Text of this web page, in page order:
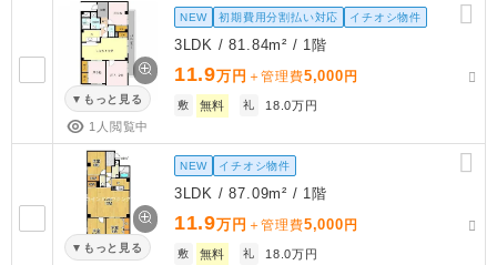
もっと見る
1人閲覧中
NEW 初期費用分割払い対応 イチオシ物件
3LDK / 81.84m² / 1階
11.9万円 ＋管理費5,000 円
敷 無料 礼 18.0万円
もっと見る
NEW イチオシ物件
3LDK / 87.09m² / 1階
11.9万円 ＋管理費5,000 円
敷 無料 礼 18.0万円